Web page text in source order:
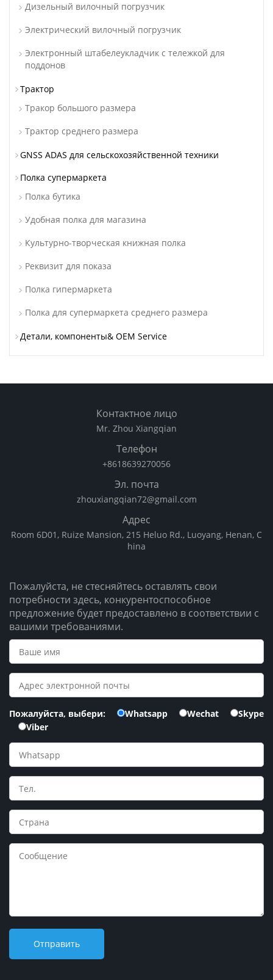
Дизельный вилочный погрузчик
Электрический вилочный погрузчик
Электронный штабелеукладчик с тележкой для
поддонов
Трактор
Тракор большого размера
Трактор среднего размера
GNSS ADAS для сельскохозяйственной техники
Полка супермаркета
Полка бутика
Удобная полка для магазина
Культурно-творческая книжная полка
Реквизит для показа
Полка гипермаркета
Полка для супермаркета среднего размера
Детали, компоненты& OEM Service
Контактное лицо
Mr. Zhou Xiangqian
Телефон
+8618639270056
Эл. почта
zhouxiangqian72@gmail.com
Адрес
Room 6D01, Ruize Mansion, 215 Heluo Rd., Luoyang, Henan, C
hina
Пожалуйста, не стесняйтесь оставлять свои
потребности здесь, конкурентоспособное
предложение будет предоставлено в соответствии с
вашими требованиями.
Пожалуйста, выбери: Whatsapp Wechat
Skype
Viber